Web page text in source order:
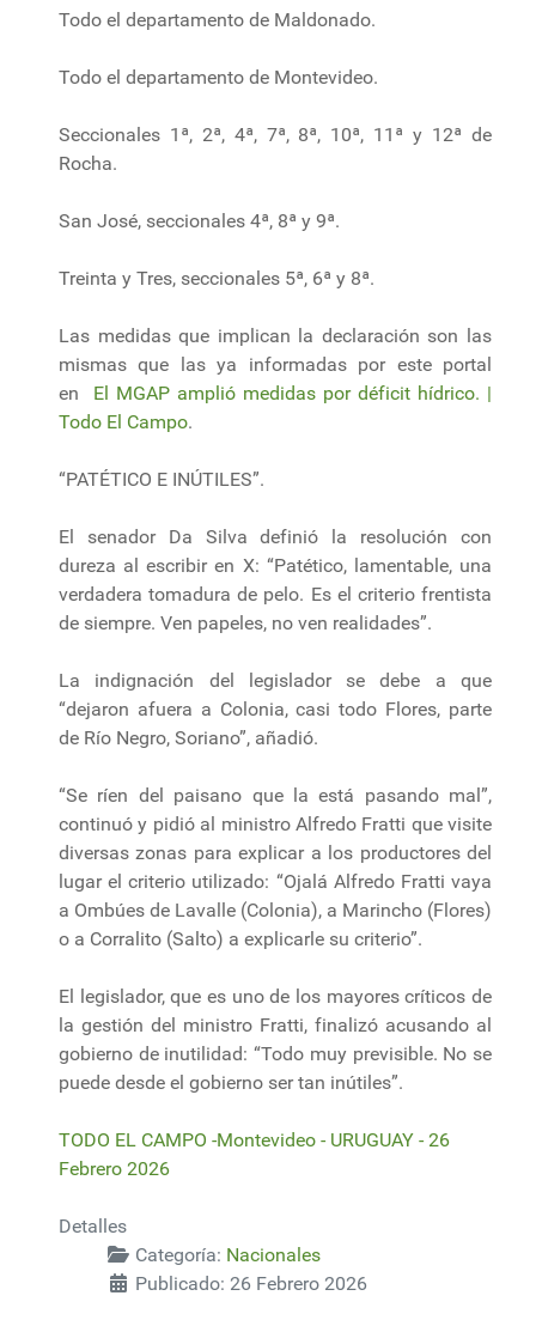
Todo el departamento de Maldonado.
Todo el departamento de Montevideo.
Seccionales 1ª, 2ª, 4ª, 7ª, 8ª, 10ª, 11ª y 12ª de
Rocha.
San José, seccionales 4ª, 8ª y 9ª.
Treinta y Tres, seccionales 5ª, 6ª y 8ª.
Las medidas que implican la declaración son las
mismas que las ya informadas por este portal
en El MGAP amplió medidas por déficit hídrico. |
Todo El Campo.
“PATÉTICO E INÚTILES”.
El senador Da Silva definió la resolución con
dureza al escribir en X: “Patético, lamentable, una
verdadera tomadura de pelo. Es el criterio frentista
de siempre. Ven papeles, no ven realidades”.
La indignación del legislador se debe a que
“dejaron afuera a Colonia, casi todo Flores, parte
de Río Negro, Soriano”, añadió.
“Se ríen del paisano que la está pasando mal”,
continuó y pidió al ministro Alfredo Fratti que visite
diversas zonas para explicar a los productores del
lugar el criterio utilizado: “Ojalá Alfredo Fratti vaya
a Ombúes de Lavalle (Colonia), a Marincho (Flores)
o a Corralito (Salto) a explicarle su criterio”.
El legislador, que es uno de los mayores críticos de
la gestión del ministro Fratti, finalizó acusando al
gobierno de inutilidad: “Todo muy previsible. No se
puede desde el gobierno ser tan inútiles”.
TODO EL CAMPO -Montevideo - URUGUAY - 26
Febrero 2026
Detalles
Categoría: Nacionales
Publicado: 26 Febrero 2026